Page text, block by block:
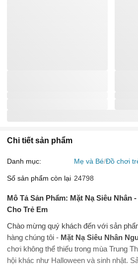
Chi tiết sản phẩm
Danh mục: Mẹ và Bé Đồ chơi
Số sản phẩm còn lại 24798
Mô Tả Sản Phẩm: Mặt Nạ Siêu Nhân
Cho Trẻ Em
Chào mừng quý khách đến với sản
hàng chúng tôi - Mặt Nạ Siêu Nhân
chơi không thể thiếu trong mùa Trung
hội khác như Halloween và sinh nhật.